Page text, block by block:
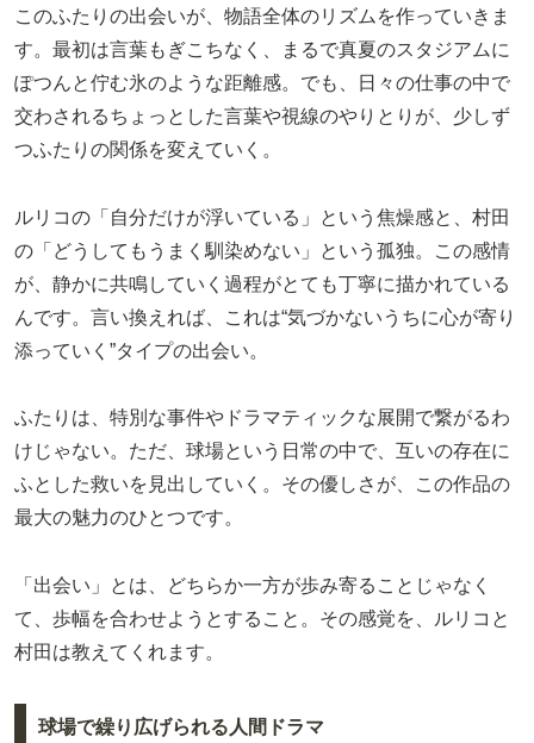
このふたりの出会いが、物語全体のリズムを作っていきま
す。最初は言葉もぎこちなく、まるで真夏のスタジアムに
ぽつんと佇む氷のような距離感。でも、日々の仕事の中で
交わされるちょっとした言葉や視線のやりとりが、少しず
つふたりの関係を変えていく。
ルリコの「自分だけが浮いている」という焦燥感と、村田
の「どうしてもうまく馴染めない」という孤独。この感情
が、静かに共鳴していく過程がとても丁寧に描かれている
んです。言い換えれば、これは“気づかないうちに心が寄り
添っていく”タイプの出会い。
ふたりは、特別な事件やドラマティックな展開で繋がるわ
けじゃない。ただ、球場という日常の中で、互いの存在に
ふとした救いを見出していく。その優しさが、この作品の
最大の魅力のひとつです。
「出会い」とは、どちらか一方が歩み寄ることじゃなく
て、歩幅を合わせようとすること。その感覚を、ルリコと
村田は教えてくれます。
球場で繰り広げられる人間ドラマ